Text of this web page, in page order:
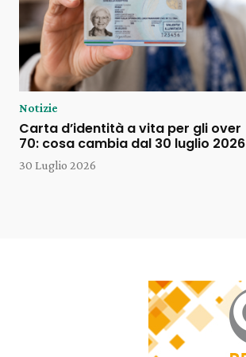
Notizie
Carta d’identità a vita per gli over
70: cosa cambia dal 30 luglio 2026
30 Luglio 2026